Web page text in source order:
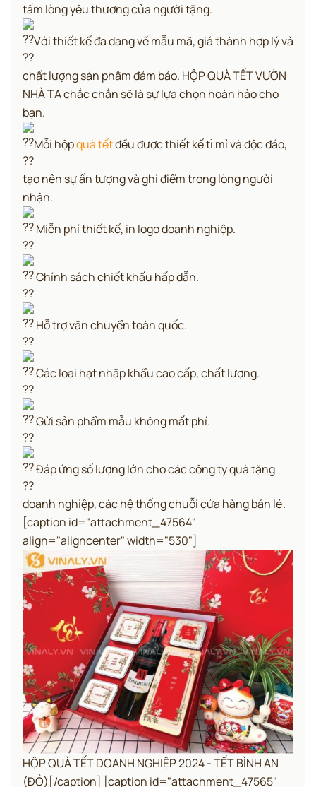
tấm lòng yêu thương của người tặng.
Với thiết kế đa dạng về mẫu mã, giá thành hợp lý và
chất lượng sản phẩm đảm bảo. HỘP QUÀ TẾT VƯỜN
NHÀ TA chắc chắn sẽ là sự lựa chọn hoàn hảo cho
bạn.
Mỗi hộpquà tếtđều được thiết kế tỉ mỉ và độc đáo,
tạo nên sự ấn tượng và ghi điểm trong lòng người
nhận.
Miễn phí thiết kế, in logo doanh nghiệp.
Chính sách chiết khấu hấp dẫn.
Hỗ trợ vận chuyển toàn quốc.
Các loại hạt nhập khẩu cao cấp, chất lượng.
Gửi sản phẩm mẫu không mất phí.
Đáp ứng số lượng lớn cho các công ty quà tặng
doanh nghiệp, các hệ thống chuỗi cửa hàng bán lẻ.
[caption id="attachment_47564"
align="aligncenter" width="530"]
HỘP QUÀ TẾT DOANH NGHIỆP 2024 - TẾT BÌNH AN
(ĐỎ)[/caption] [caption id="attachment_47565"